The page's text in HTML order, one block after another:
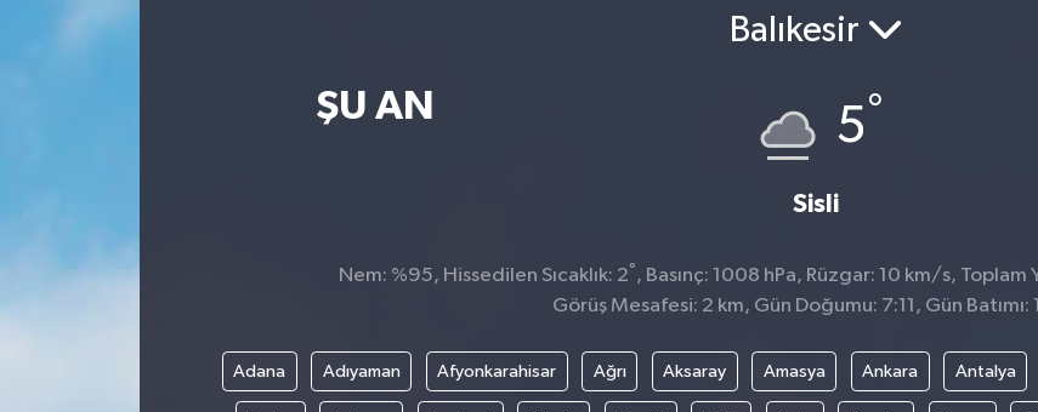
ŞU AN
Balıkesir
5°
Sisli
Nem: %95, Hissedilen Sıcaklık: 2° , Basınç: 1008 hPa, Rüzgar: 10 km/s, Toplam
Görüş Mesafesi: 2 km, Gün Doğumu: 7:11, Gün Batımı:
Adana Adıyaman Afyonkarahisar Ağrı Aksaray Amasya Ankara Antalya